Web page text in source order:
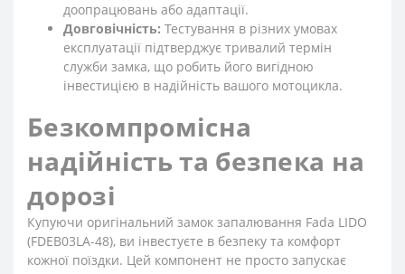
доопрацювань або адаптації.
Довговічність: Тестування в різних умовах
експлуатації підтверджує тривалий термін
служби замка, що робить його вигідною
інвестицією в надійність вашого мотоцикла.
Безкомпромісна
надійність та безпека на
дорозі
Купуючи оригінальний замок запалювання Fada LIDO
(FDEB03LA-48), ви інвестуєте в безпеку та комфорт
кожної поїздки. Цей компонент не просто запускає